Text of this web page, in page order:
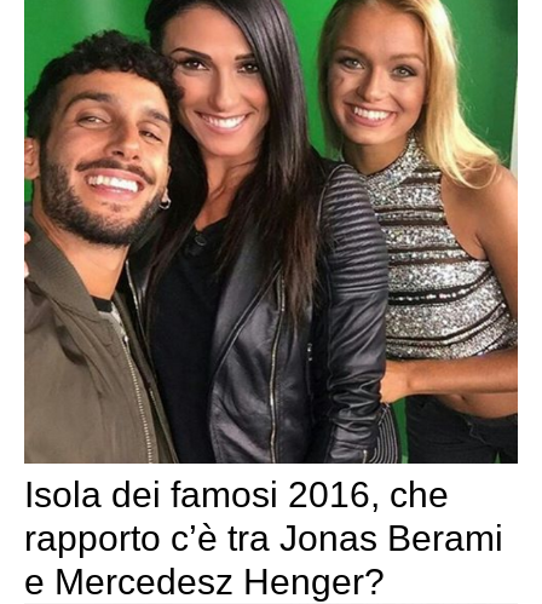
Isola dei famosi 2016, che
rapporto c’è tra Jonas Berami
e Mercedesz Henger?